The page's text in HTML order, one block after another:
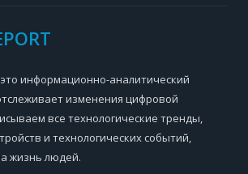
информационно-аналитический
изменения цифровой
все технологические тренды,
и технологических событий,
жизнь людей.